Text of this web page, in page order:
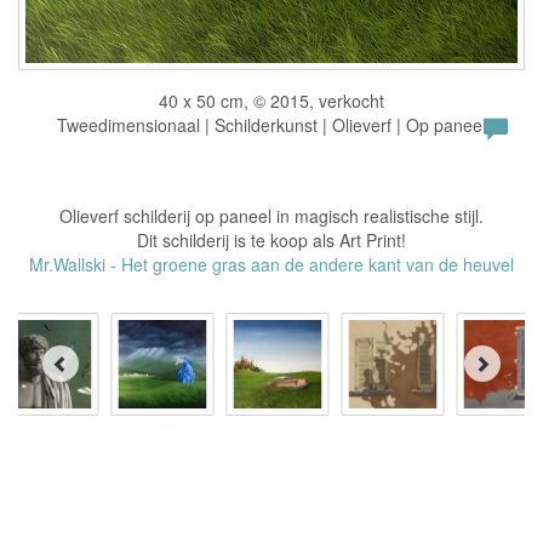
40 x 50 cm, © 2015, verkocht
Tweedimensionaal | Schilderkunst | Olieverf | Op paneel
Olieverf schilderij op paneel in magisch realistische stijl.
Dit schilderij is te koop als Art Print!
Mr.Wallski - Het groene gras aan de andere kant van de heuvel